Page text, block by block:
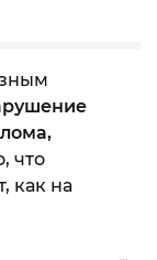
что
как на